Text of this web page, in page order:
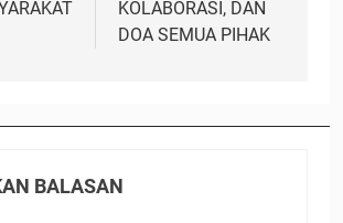
KOLABORASI, DAN
DOA SEMUA PIHAK
BALASAN